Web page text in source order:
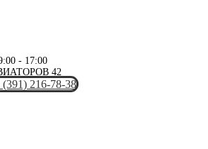
- 17:00
42
(391) 216-78-38